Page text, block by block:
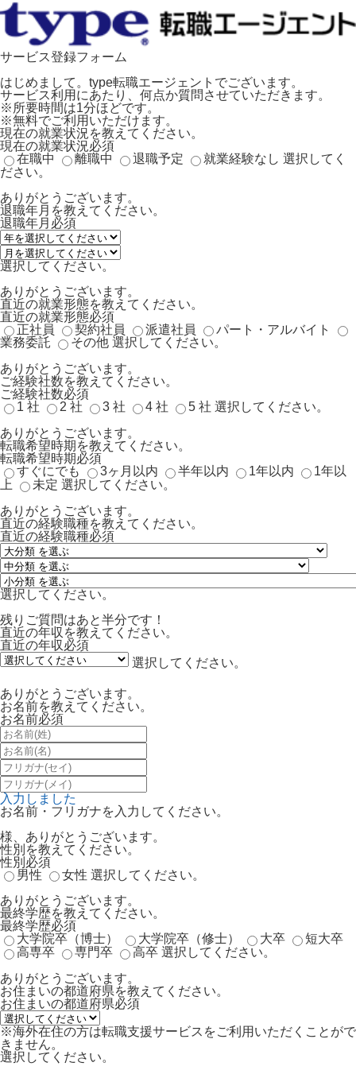
サービス登録フォーム
はじめまして。type転職エージェントでございます。
サービス利用にあたり、何点か質問させていただきます。
※所要時間は1分ほどです。
※無料でご利用いただけます。
現在の就業状況を教えてください。
現在の就業状況必須
在職中
離職中 退職予定 就業経験なし 選択してく
ださい。
ありがとうございます。
退職年月を教えてください。
退職年月 必須
選択してください。
ありがとうございます。
直近の就業形態を教えてください。
直近の就業形態必須
正社員
契約社員 派遣社員
パート・アルバイト
業務委託
その他 選択してください。
ありがとうございます。
ご経験社数を教えてください。
ご経験社数必須
1 社
2 社 3 社 4 社 5 社 選択してください。
ありがとうございます。
転職希望時期を教えてください。
転職希望時期必須
すぐにでも
3ヶ月以内 半年以内 1年以内
1年以
上
未定 選択してください。
ありがとうございます。
直近の経験職種を教えてください。
直近の経験職種必須
選択してください。
残りご質問はあと半分です！
直近の年収を教えてください。
直近の年収必須
選択してください。
ありがとうございます。
お名前を教えてください。
お名前必須
入力しました
お名前・フリガナを入力してください。
様、ありがとうございます。
性別を教えてください。
性別 必須
男性
女性 選択してください。
ありがとうございます。
最終学歴を教えてください。
最終学歴必須
大学院卒（博士）
大学院卒（修士） 大卒
短大卒
高専卒
専門卒 高卒 選択してください。
ありがとうございます。
お住まいの都道府県を教えてください。
お住まいの都道府県必須
※海外在住の方は転職支援サービスをご利用いただくことがで
きません。
選択してください。